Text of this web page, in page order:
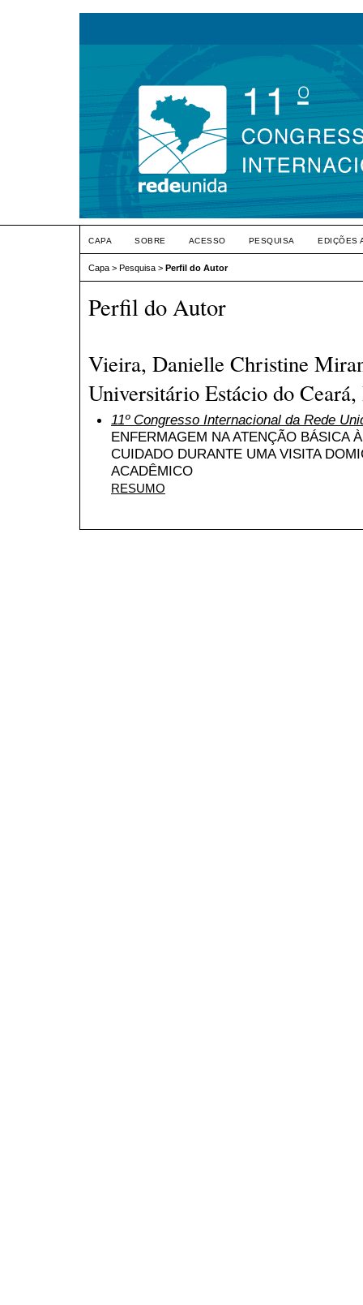
CAPA SOBRE ACESSO PESQUISA EDIÇÕES
Capa > Pesquisa > Perfil do Autor
Perfil do Autor
Vieira, Danielle Christine
Universitário Estácio do
11º Congresso Internacional da Rede
ENFERMAGEM NA ATENÇÃO BÁSICA
CUIDADO DURANTE UMA VISITA
ACADÊMICO
RESUMO